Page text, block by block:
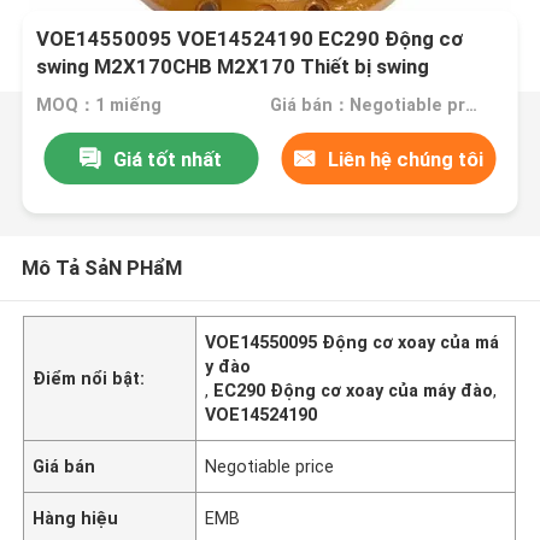
VOE14550095 VOE14524190 EC290 Động cơ
swing M2X170CHB M2X170 Thiết bị swing
MOQ：1 miếng Giá bán：Negotiable price
Giá tốt nhất Liên hệ chúng tôi
Mô Tả SảN PHẩM
Điểm nổi bật:
VOE14550095 Động cơ xoay của má
y đào
, EC290 Động cơ xoay của máy đào,
VOE14524190
Giá bán Negotiable price
Hàng hiệu EMB